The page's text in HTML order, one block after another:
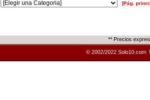
[Pág.
** Precios
© 2002/2022 Solo10.com